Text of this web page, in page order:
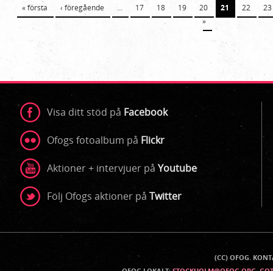
Sidor
« första ‹ föregående … 17 18 19 20 21 22
23
»
Visa ditt stöd på Facebook
Ofogs fotoalbum på Flickr
Aktioner + intervjuer på Youtube
Följ Ofogs aktioner på Twitter
Kontaktinfo
(CC) OFOG.